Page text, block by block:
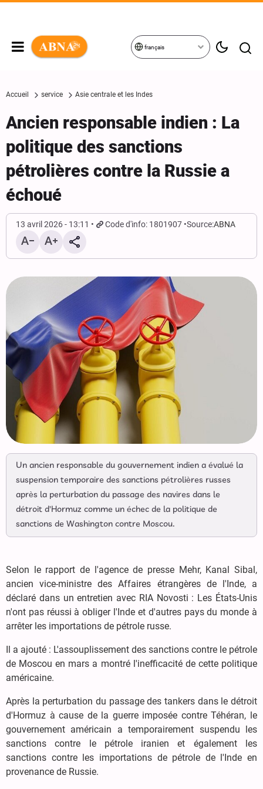
français
Accueil service Asie centrale et les Indes
Ancien responsable indien : La
politique des sanctions
pétrolières contre la Russie a
échoué
13 avril 2026 - 13:11 Code d'info: 1801907 Source:ABNA
Un ancien responsable du gouvernement indien a évalué la
suspension temporaire des sanctions pétrolières russes
après la perturbation du passage des navires dans le
détroit d'Hormuz comme un échec de la politique de
sanctions de Washington contre Moscou.
Selon le rapport de l'agence de presse Mehr, Kanal Sibal,
ancien vice-ministre des Affaires étrangères de l'Inde, a
déclaré dans un entretien avec RIA Novosti : Les États-Unis
n'ont pas réussi à obliger l'Inde et d'autres pays du monde à
arrêter les importations de pétrole russe.
Il a ajouté : L'assouplissement des sanctions contre le pétrole
de Moscou en mars a montré l'inefficacité de cette politique
américaine.
Après la perturbation du passage des tankers dans le détroit
d'Hormuz à cause de la guerre imposée contre Téhéran, le
gouvernement américain a temporairement suspendu les
sanctions contre le pétrole iranien et également les
sanctions contre les importations de pétrole de l'Inde en
provenance de Russie.